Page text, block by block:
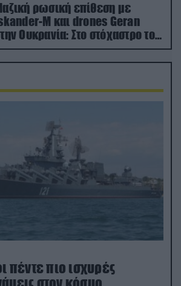
ρωσική επίθεση με
M και drones Geran
Ουκρανία: Στο στόχαστρο το
των Flamingo
πέντε πιο ισχυρές